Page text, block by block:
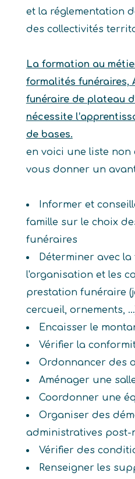
et la réglementation
des collectivités
La formation au
formalités funéraires,
funéraire de plateau
nécessite
de bases.
en voici une liste
vous donner un
Informer et
famille sur le choix
funéraires
Déterminer avec la
l'organisation et les
prestation funéraire
cercueil, ornements,
Encaisser le
Vérifier la
Ordonnancer des
Aménager une
Coordonner une
Organiser des
administratives post-
Vérifier des
Renseigner les